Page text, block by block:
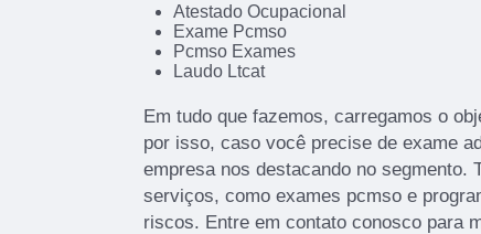
Atestado Ocupacional
Exame Pcmso
Pcmso Exames
Laudo Ltcat
Em tudo que fazemos, carregamos o
por isso, caso você precise de exame
empresa nos destacando no segmento.
serviços, como exames pcmso e
riscos. Entre em contato conosco para